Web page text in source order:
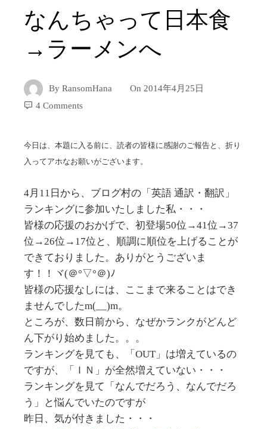
なんちゃって日本食
→ラーメンへ
By RansomHana On 2014年4月25日
4 Comments
今日は、本題に入る前に、読者の皆様に感謝のご報告と、折り
入ってアホなお願いがございます。
4月11日から、ブログ村の「英語 通訳・翻訳」
ランキングに参加いたしました私・・・
皆様の応援のおかげで、初登場50位→41位→37
位→26位→17位と、順調に順位を上げることが
できておりました。ありがとうございま
す！！ヾ(＠°▽°＠)ﾉ
皆様の応援なしには、ここまで来ることはでき
ませんでしたm(__)m。
ところが、数日前から、なぜかランクがどんど
ん下がり始めました。。。
ランキングを見ても、「OUT」は増えているの
ですが、「ＩＮ」が全然増えていない・・・
ランキングを見て「なんでだろう、なんでだろ
う」と悩んでいたのですが
昨日、気が付きました・・・